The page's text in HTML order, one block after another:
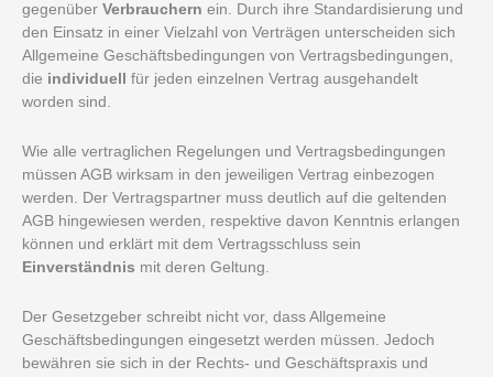
gegenüber Verbrauchern ein. Durch ihre Standardisierung und
den Einsatz in einer Vielzahl von Verträgen unterscheiden sich
Allgemeine Geschäftsbedingungen von Vertragsbedingungen,
die individuell
für jeden einzelnen Vertrag ausgehandelt
worden sind.
Wie alle vertraglichen Regelungen und Vertragsbedingungen
müssen AGB wirksam in den jeweiligen Vertrag einbezogen
werden. Der Vertragspartner muss deutlich auf die geltenden
AGB hingewiesen werden, respektive davon Kenntnis erlangen
können und erklärt mit dem Vertragsschluss sein
Einverständnis mit deren Geltung.
Der Gesetzgeber schreibt nicht vor, dass Allgemeine
Geschäftsbedingungen eingesetzt werden müssen. Jedoch
bewähren sie sich in der Rechts- und Geschäftspraxis und